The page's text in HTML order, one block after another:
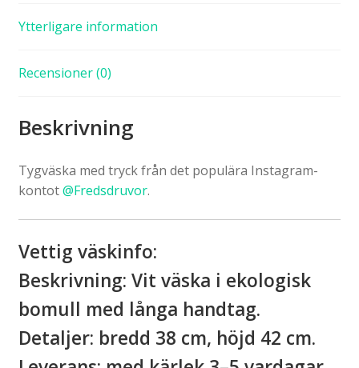
Ytterligare information
Recensioner (0)
Beskrivning
Tygväska med tryck från det populära Instagram-
kontot@Fredsdruvor.
Vettig väskinfo:
Beskrivning: Vit väska i ekologisk
bomull med långa handtag.
Detaljer: bredd 38 cm, höjd 42 cm.